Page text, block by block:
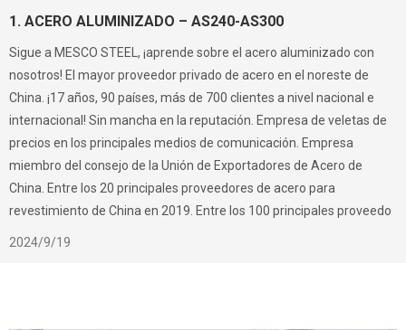
1. ACERO ALUMINIZADO – AS240-AS300
Sigue a MESCO STEEL, ¡aprende sobre el acero aluminizado con
nosotros! El mayor proveedor privado de acero en el noreste de
China. ¡17 años, 90 países, más de 700 clientes a nivel nacional e
internacional! Sin mancha en la reputación. Empresa de veletas de
precios en los principales medios de comunicación. Empresa
miembro del consejo de la Unión de Exportadores de Acero de
China. Entre los 20 principales proveedores de acero para
revestimiento de China en 2019. Entre los 100 principales proveedo
2024/9/19